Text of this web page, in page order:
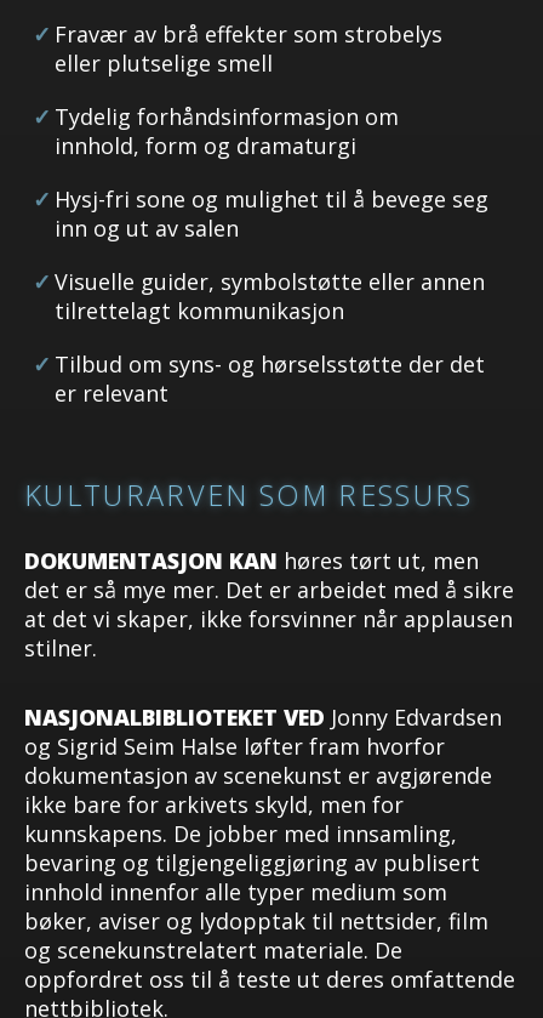
Fravær av brå effekter som strobelys
eller plutselige smell
Tydelig forhåndsinformasjon om
innhold, form og dramaturgi
Hysj-fri sone og mulighet til å bevege seg
inn og ut av salen
Visuelle guider, symbolstøtte eller annen
tilrettelagt kommunikasjon
Tilbud om syns- og hørselsstøtte der det
er relevant
KULTURARVEN SOM RESSURS
DOKUMENTASJON KAN høres tørt ut, men
det er så mye mer. Det er arbeidet med å sikre
at det vi skaper, ikke forsvinner når applausen
stilner.
NASJONALBIBLIOTEKET VED Jonny Edvardsen
og Sigrid Seim Halse løfter fram hvorfor
dokumentasjon av scenekunst er avgjørende
ikke bare for arkivets skyld, men for
kunnskapens. De jobber med innsamling,
bevaring og tilgjengeliggjøring av publisert
innhold innenfor alle typer medium som
bøker, aviser og lydopptak til nettsider, film
og scenekunstrelatert materiale. De
oppfordret oss til å teste ut deres omfattende
nettbibliotek.